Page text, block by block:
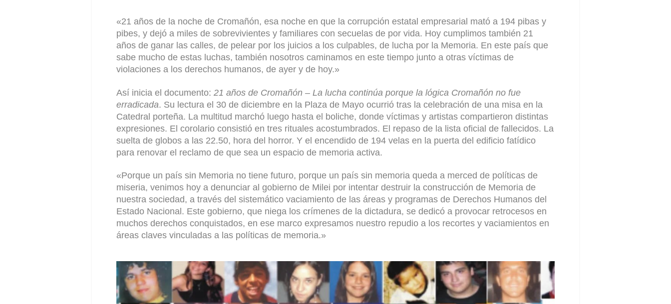
«21 años de la noche de Cromañón, esa noche en que la corrupción estatal empresarial mató a 194 pibas y
pibes, y dejó a miles de sobrevivientes y familiares con secuelas de por vida. Hoy cumplimos también 21
años de ganar las calles, de pelear por los juicios a los culpables, de lucha por la Memoria. En este país que
sabe mucho de estas luchas, también nosotros caminamos en este tiempo junto a otras víctimas de
violaciones a los derechos humanos, de ayer y de hoy.»
Así inicia el documento: 21 años de Cromañón – La lucha continúa porque la lógica Cromañón no fue
erradicada. Su lectura el 30 de diciembre en la Plaza de Mayo ocurrió tras la celebración de una misa en la
Catedral porteña. La multitud marchó luego hasta el boliche, donde víctimas y artistas compartieron distintas
expresiones. El corolario consistió en tres rituales acostumbrados. El repaso de la lista oficial de fallecidos. La
suelta de globos a las 22.50, hora del horror. Y el encendido de 194 velas en la puerta del edificio fatídico
para renovar el reclamo de que sea un espacio de memoria activa.
«Porque un país sin Memoria no tiene futuro, porque un país sin memoria queda a merced de políticas de
miseria, venimos hoy a denunciar al gobierno de Milei por intentar destruir la construcción de Memoria de
nuestra sociedad, a través del sistemático vaciamiento de las áreas y programas de Derechos Humanos del
Estado Nacional. Este gobierno, que niega los crímenes de la dictadura, se dedicó a provocar retrocesos en
muchos derechos conquistados, en ese marco expresamos nuestro repudio a los recortes y vaciamientos en
áreas claves vinculadas a las políticas de memoria.»